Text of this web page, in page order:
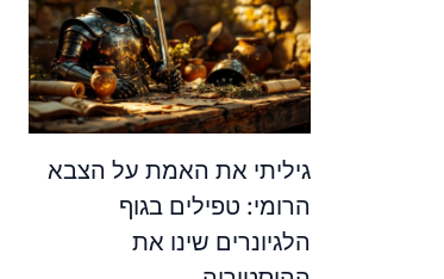
גיליתי את האמת על הצבא
הרומי: טפילים בגוף
הלגיונרים שינו את